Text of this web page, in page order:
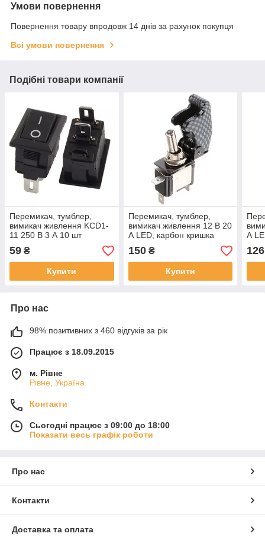
Умови повернення
Повернення товару впродовж 14 днів за рахунок покупця
Всі умови повернення
Подібні товари компанії
Перемикач, тумблер,
вимикач живлення KCD1-
11 250 В 3 А 10 шт
(002459)
59 ₴
Купити
Перемикач, тумблер,
вимикач живлення 12 В 20
А LED, карбон кришка
(002526)
150₴
Купити
А
126
Про нас
98% позитивних з 460 відгуків за рік
Працює з 18.09.2015
м. Рівне
Рівне, Україна
Контакти
Сьогодні працює з 09:00 до 18:00
Показати весь графік роботи
Про нас
Контакти
Доставка та оплата